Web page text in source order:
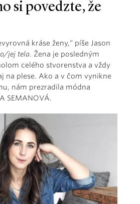
si povedzte, že
kráse ženy,“ píše Jason
jej tela. Žena je posledným
celého stvorenstva a vždy
na plese. Ako a v čom vynikne
nám prezradila módna
SEMANOVÁ.